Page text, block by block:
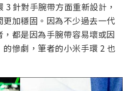
3 針對手腕帶方面重新設計，
加穩固。因為不少過去一代
都是因為手腕帶容易壞或因
慘劇，筆者的小米手環 2 也